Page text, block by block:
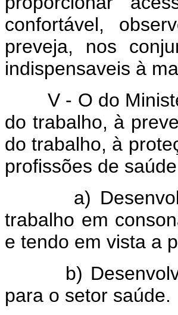
confortável,
preveja, nos
indispensaveis à
V - O do
do trabalho, à
do trabalho, à
profissões de
a) Desenvolver
trabalho em
e tendo em vista a
b) Desenvolver
para o setor saúde.